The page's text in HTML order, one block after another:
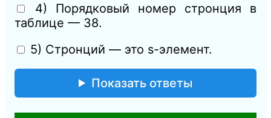
4) Порядковый номер стронция в
таблице — 38.
5) Стронций — это s-элемент.
Показать ответы